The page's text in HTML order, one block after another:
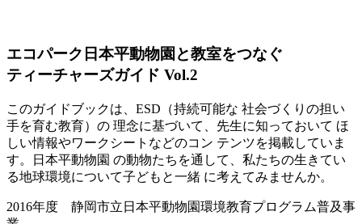
エコパーク日本平動物園と教室をつなぐ
ティーチャーズガイド Vol.2
このガイドブックは、ESD（持続可能な 社会づくりの担い
手を育む教育）の 理念に基づいて、先生に知っておいて ほ
しい情報やワークシートなどのコン テンツを掲載していま
す。日本平動物園 の動物たちを通して、私たちの生きてい
る地球環境について子どもと一緒 に考えてみませんか。
2016年度 静岡市立日本平動物園環境教育プログラム普及事